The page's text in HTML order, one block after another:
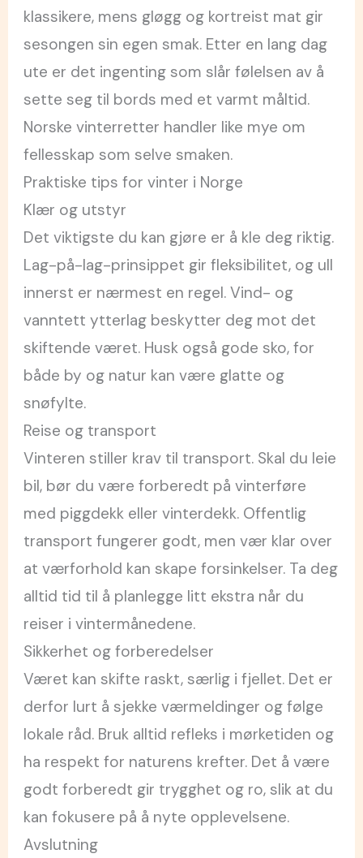
klassikere, mens gløgg og kortreist mat gir
sesongen sin egen smak. Etter en lang dag
ute er det ingenting som slår følelsen av å
sette seg til bords med et varmt måltid.
Norske vinterretter handler like mye om
fellesskap som selve smaken.
Praktiske tips for vinter i Norge
Klær og utstyr
Det viktigste du kan gjøre er å kle deg riktig.
Lag-på-lag-prinsippet gir fleksibilitet, og ull
innerst er nærmest en regel. Vind- og
vanntett ytterlag beskytter deg mot det
skiftende været. Husk også gode sko, for
både by og natur kan være glatte og
snøfylte.
Reise og transport
Vinteren stiller krav til transport. Skal du leie
bil, bør du være forberedt på vinterføre
med piggdekk eller vinterdekk. Offentlig
transport fungerer godt, men vær klar over
at værforhold kan skape forsinkelser. Ta deg
alltid tid til å planlegge litt ekstra når du
reiser i vintermånedene.
Sikkerhet og forberedelser
Været kan skifte raskt, særlig i fjellet. Det er
derfor lurt å sjekke værmeldinger og følge
lokale råd. Bruk alltid refleks i mørketiden og
ha respekt for naturens krefter. Det å være
godt forberedt gir trygghet og ro, slik at du
kan fokusere på å nyte opplevelsene.
Avslutning